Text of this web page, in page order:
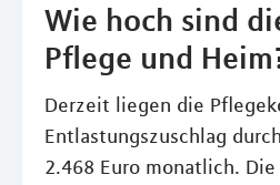
Wie hoch sind
Pflege und
Derzeit liegen die
Entlastungszuschlag
2.468 Euro monatlich.